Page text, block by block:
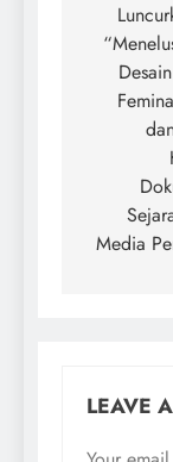
Media
LEAVE